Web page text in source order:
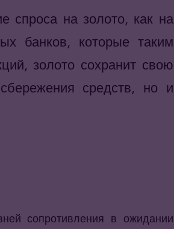
спроса на золото, как на
банков, которые таким
золото сохранит свою
средств, но и
сопротивления в ожидании